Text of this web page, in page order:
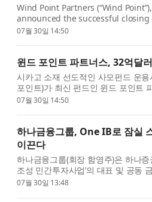
Wind Point Partners (“Wind
announced the successful closing
or the “Fund”). Fund XI was
07월 30일 14:50
윈드 포인트 파트너스, 32억달
시카고 소재 선도적인 사모펀드 운
포인트)가 최신 펀드인 윈드 포인트
발표했다. 펀드 XI는 최대 모집 한도
07월 30일 14:50
하나금융그룹, One IB로 잠실
이끈다
하나금융그룹(회장 함영주)은 하나
조성 민간투자사업’의 대표 및 공동
(PF)을 추진한다고 30일 밝혔다. 서
07월 30일 13:48